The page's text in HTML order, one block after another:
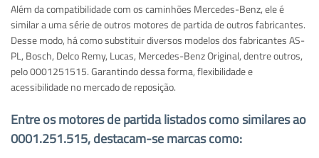
Além da compatibilidade com os caminhões Mercedes-Benz, ele é
similar a uma série de outros motores de partida de outros fabricantes.
Desse modo, há como substituir diversos modelos dos fabricantes AS-
PL, Bosch, Delco Remy, Lucas, Mercedes-Benz Original, dentre outros,
pelo 0001251515. Garantindo dessa forma, flexibilidade e
acessibilidade no mercado de reposição.
Entre os motores de partida listados como similares ao
0001.251.515, destacam-se marcas como: